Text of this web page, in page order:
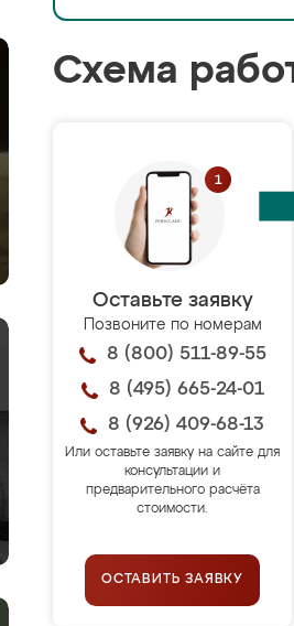
Схема
Оставьте заявку
Позвоните по номерам
8 (800) 511-89-55
8 (495) 665-24-01
8 (926) 409-68-13
Или оставьте заявку на сайте для
консультации и
предварительного расчёта
стоимости.
ОСТАВИТЬ ЗАЯВКУ